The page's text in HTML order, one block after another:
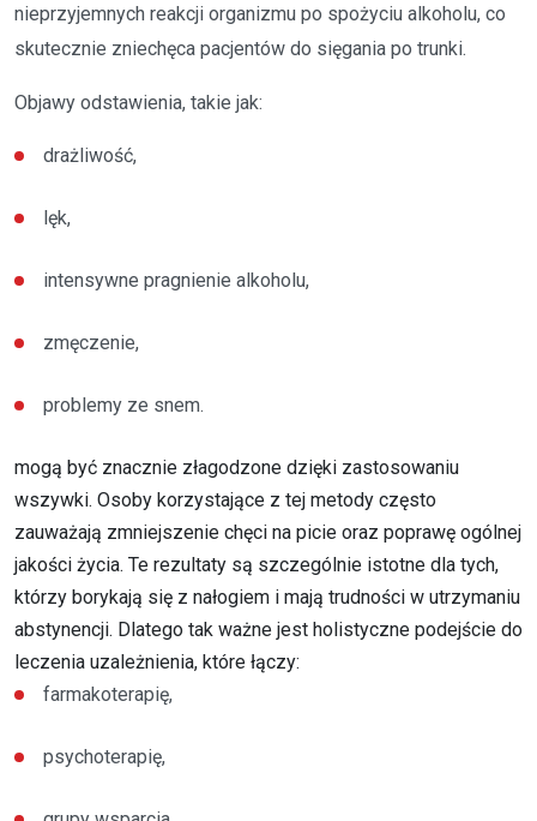
nieprzyjemnych reakcji organizmu po spożyciu alkoholu, co
skutecznie zniechęca pacjentów do sięgania po trunki.
Objawy odstawienia, takie jak:
drażliwość,
lęk,
intensywne pragnienie alkoholu,
zmęczenie,
problemy ze snem.
mogą być znacznie złagodzone dzięki zastosowaniu
wszywki. Osoby korzystające z tej metody często
zauważają zmniejszenie chęci na picie oraz poprawę ogólnej
jakości życia. Te rezultaty są szczególnie istotne dla tych,
którzy borykają się z nałogiem i mają trudności w utrzymaniu
abstynencji. Dlatego tak ważne jest holistyczne podejście do
leczenia uzależnienia, które łączy:
farmakoterapię,
psychoterapię,